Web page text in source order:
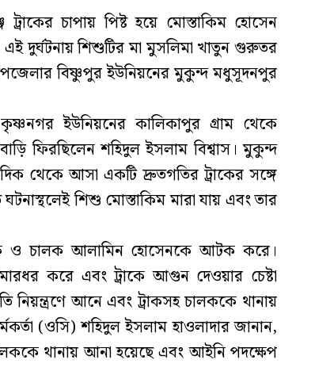
ট্রাকের চাপায় পিষ্ট হয়ে মোস্তাকিম হোসেন
দুর্ঘটনায় শিশুটির মা মুসলিমা খাতুন গুরুতর
বিষ্ণুপুর ইউনিয়নের মুকুন্দ মধুসূদনপুর
ইউনিয়নের কালিকাপুর গ্রাম থেকে
ফিরছিলেন শহিদুল ইসলাম বিশ্বাস। মুকুন্দ
থেকে আসা একটি দ্রুতগতির ট্রাকের সঙ্গে
শিশু মোস্তাকিম মারা যায় এবং তার
ও চালক আলামিন হোসেনকে আটক করে।
করে এবং ট্রাকে আগুন দেওয়ার চেষ্টা
নিয়ন্ত্রণে আনে এবং ট্রাকসহ চালককে থানায়
(ওসি) শহিদুল ইসলাম হাওলাদার জানান,
থানায় আনা হয়েছে এবং আইনি পদক্ষেপ